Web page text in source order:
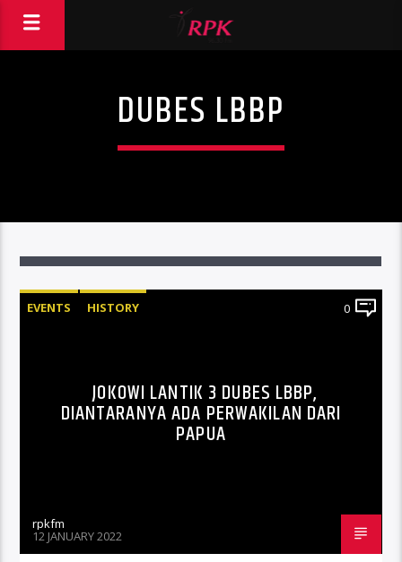
DUBES LBBP
EVENTS HISTORY 0
JOKOWI LANTIK 3 DUBES LBBP,
DIANTARANYA ADA PERWAKILAN DARI
PAPUA
rpkfm
12 JANUARY 2022